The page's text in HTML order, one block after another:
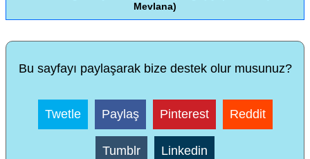
Mevlana)
Bu sayfayı paylaşarak bize destek olur musunuz?
Twetle Paylaş Pinterest Reddit
Tumblr Linkedin